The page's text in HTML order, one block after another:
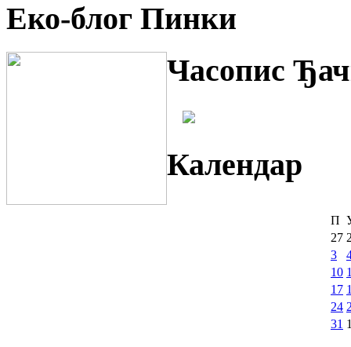
Еко-блог Пинки
Часопис
Календар
П
27
3
10
17
24
31